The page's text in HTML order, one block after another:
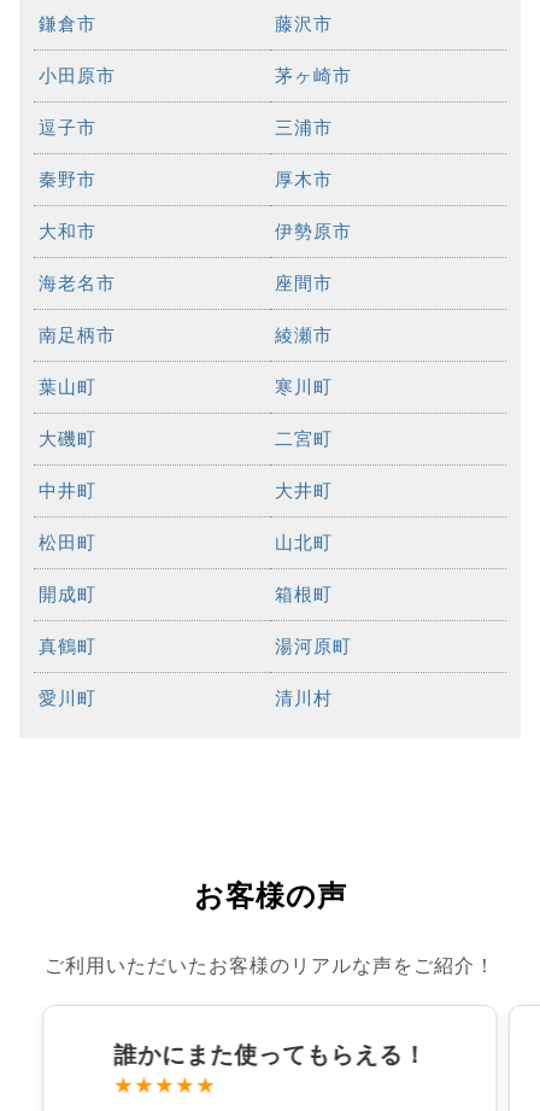
鎌倉市 藤沢市
小田原市 茅ヶ崎市
逗子市 三浦市
秦野市 厚木市
大和市 伊勢原市
海老名市 座間市
南足柄市 綾瀬市
葉山町 寒川町
大磯町 二宮町
中井町 大井町
松田町 山北町
開成町 箱根町
真鶴町 湯河原町
愛川町 清川村
お客様の声
ご利用いただいたお客様のリアルな声をご紹介！
誰かにまた使ってもらえる！
★★★★★